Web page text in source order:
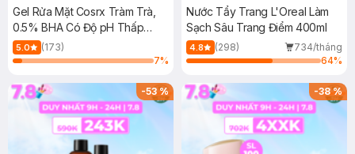
Gel Rửa Mặt Cosrx Tràm Trà,
0.5% BHA Có Độ pH Thấp
150ml
5.0
(173)
7%
Nước Tẩy Trang L'Oreal Làm
Sạch Sâu Trang Điểm 400ml
4.8 (298)
734/tháng
64%
-53% -38%